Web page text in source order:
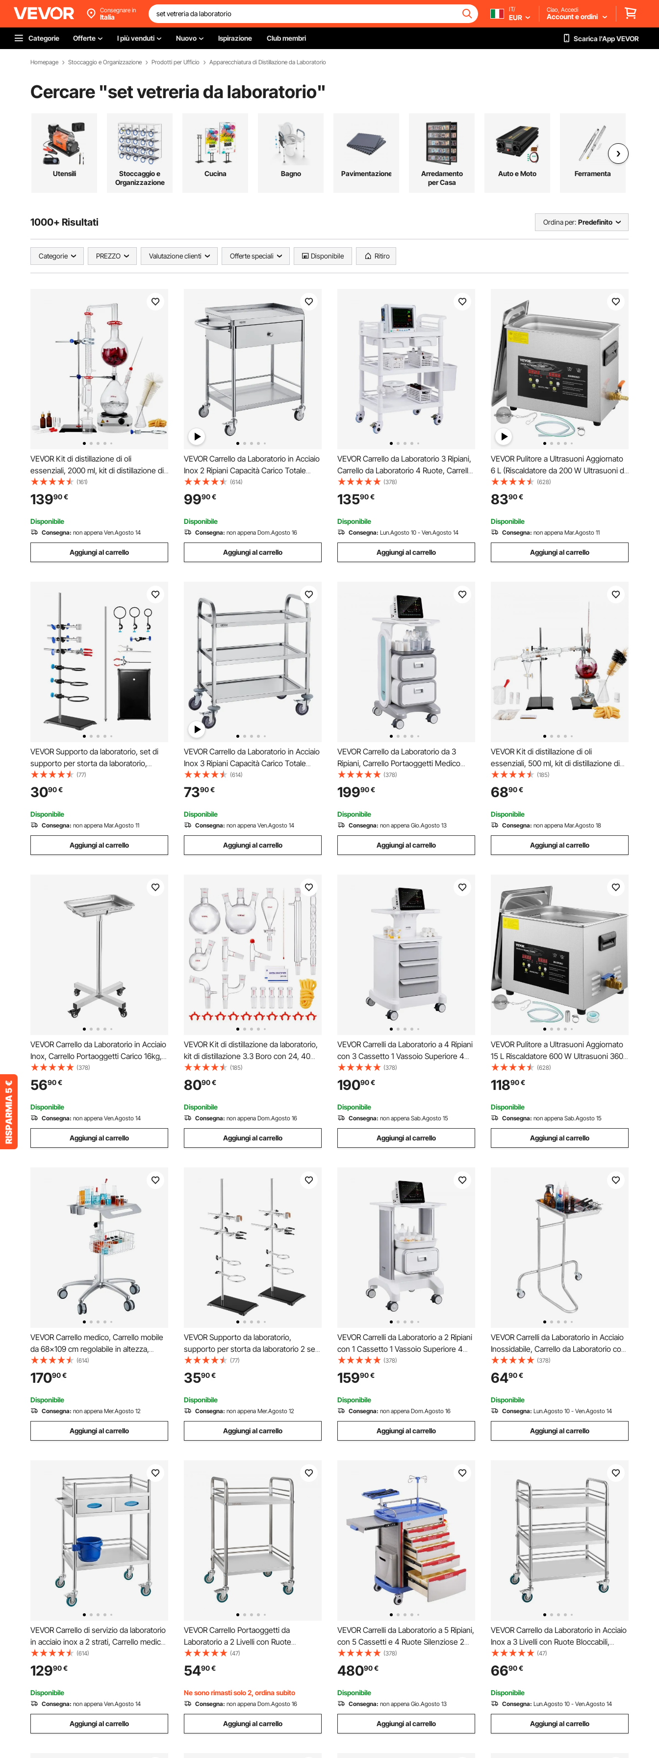
Consegnare in
Italia
IT/
EUR
Ciao, Accedi
Account e ordini
Categorie Offerte I più venduti Nuovo Ispirazione Club membri Scarica l'App VEVOR
Homepage Stoccaggio e Organizzazione Prodotti per Ufficio Apparecchiatura di Distillazione da Laboratorio
Cercare "set vetreria da laboratorio"
Utensili
Stoccaggio e
Organizzazione
Cucina Bagno Pavimentazione
Arredamento
per Casa
Auto e Moto Ferramenta
1000+ Risultati Ordina per: Predefinito
Categorie PREZZO Valutazione clienti Offerte speciali Disponibile Ritiro
VEVOR Kit di distillazione di oli
essenziali, 2000 ml, kit di distillazione di
vetreria da laboratorio 3.3 Boro con
piastra riscaldante da 1500 W e 24, 40
giunti, set da 28 pezzi
(161)
13990€
Disponibile
Consegna: non appena Ven.Agosto 14
Aggiungi al carrello
VEVOR Carrello da Laboratorio in Acciaio
Inox 2 Ripiani Capacità Carico Totale
Massima 100kg, Carrello Sanitario in
Acciaio Inox 201 710 x 421 x 785 mm,
Carrello per Medicazione da Laboratorio
2 Piani
(614)
9990€
Disponibile
Consegna: non appena Dom.Agosto 16
Aggiungi al carrello
VEVOR Carrello da Laboratorio 3 Ripiani,
Carrello da Laboratorio 4 Ruote, Carrello
Medico Mobile in Materiale PP, Carrello
da Laboratorio con 3 Contenitori per
Laboratorio, Clinica, Salone, Ospedale
(378)
13590€
Disponibile
Consegna: Lun.Agosto 10 - Ven.Agosto 14
Aggiungi al carrello
VEVOR Pulitore a Ultrasuoni Aggiornato
6 L (Riscaldatore da 200 W Ultrasuoni da
180 W) Pulitore di Parti a Ultrasuoni da
Laboratorio Digitale con Temporizzatore
per Pulizia di Strumenti di Gioielli
(628)
8390€
Disponibile
Consegna: non appena Mar.Agosto 11
Aggiungi al carrello
VEVOR Supporto da laboratorio, set di
supporto per storta da laboratorio,
supporto da laboratorio in acciaio da 60
cm e base in ghisa da 21 x 13,5 cm,
include morsetti per matracci
(77)
3090€
Disponibile
Consegna: non appena Mar.Agosto 11
Aggiungi al carrello
VEVOR Carrello da Laboratorio in Acciaio
Inox 3 Ripiani Capacità Carico Totale
Massima 100kg, Carrello Sanitario in
Acciaio Inox 201 740 x 396 x 860 mm,
Carrello per Medicazione da Laboratorio
3 Piani
(614)
7390€
Disponibile
Consegna: non appena Ven.Agosto 14
Aggiungi al carrello
VEVOR Carrello da Laboratorio da 3
Ripiani, Carrello Portaoggetti Medico
Mobile con 2 Cassetti 1 Vassoio, Carrello
Servizio in Materiale ABS, con 4 Ruote
per Laboratorio, Clinica, Ospedale,
Salone
(378)
19990€
Disponibile
Consegna: non appena Gio.Agosto 13
Aggiungi al carrello
VEVOR Kit di distillazione di oli
essenziali, 500 ml, kit di distillazione di
vetreria da laboratorio 3.3 Boro con
lampada ad alcool, rete in ceramica e 24,
40 giunti, set da 28 pezzi
(185)
6890€
Disponibile
Consegna: non appena Mar.Agosto 18
Aggiungi al carrello
VEVOR Carrello da Laboratorio in Acciaio
Inox, Carrello Portaoggetti Carico 16kg,
Carrello da Laboratorio Regolabile in
Altezza 84-132,5 cm, Vassoio
Rimovibile, Carrello per Clinica Salone
Ospedale
(378)
5690€
Disponibile
Consegna: non appena Ven.Agosto 14
Aggiungi al carrello
VEVOR Kit di distillazione da laboratorio,
kit di distillazione 3.3 Boro con 24, 40
giunti, distillazione di oli essenziali da
1000 ml, set di attrezzature per vetreria
da 29 pezzi
(185)
8090€
Disponibile
Consegna: non appena Dom.Agosto 16
Aggiungi al carrello
VEVOR Carrelli da Laboratorio a 4 Ripiani
con 3 Cassetto 1 Vassoio Superiore 4
Ruote, Carrello Medico Mobile Materiale
ABS Consilenziose, Carrelli per
Laboratorio, Clinica, Ospedale, Salone,
Bianco
(378)
19090€
Disponibile
Consegna: non appena Sab.Agosto 15
Aggiungi al carrello
VEVOR Pulitore a Ultrasuoni Aggiornato
15 L Riscaldatore 600 W Ultrasuoni 360
W Pulitore per Parti a Ultrasuoni da
Laboratorio Digitale con Temporizzatore
per Pulizia di Strumenti Dentali in Vetro
(628)
11890€
Disponibile
Consegna: non appena Sab.Agosto 15
Aggiungi al carrello
VEVOR Carrello medico, Carrello mobile
da 68x109 cm regolabile in altezza,
Carrello da laboratorio da tavolo con
rotelle per clinica, bellezza e salone
(614)
17090€
Disponibile
Consegna: non appena Mer.Agosto 12
Aggiungi al carrello
VEVOR Supporto da laboratorio,
supporto per storta da laboratorio 2 set,
supporto da laboratorio in acciaio Asta
da 60 cm e base in ghisa da 21 x 13,5
cm, include morsetti per matracci
(77)
3590€
Disponibile
Consegna: non appena Mer.Agosto 12
Aggiungi al carrello
VEVOR Carrelli da Laboratorio a 2 Ripiani
con 1 Cassetto 1 Vassoio Superiore 4
Ruote, Carrello Medico Mobile Materiale
ABS Consilenziose, Carrelli per
Laboratorio, Clinica, Ospedale, Salone,
Bianco
(378)
15990€
Disponibile
Consegna: non appena Dom.Agosto 16
Aggiungi al carrello
VEVOR Carrelli da Laboratorio in Acciaio
Inossidabile, Carrello da Laboratorio con
Vassoio Singolo, 2 Ruote Silenziose,
Carrello da Laboratorio con Rotelle per
Laboratorio, Clinica, Ospedale, Salone
(378)
6490€
Disponibile
Consegna: Lun.Agosto 10 - Ven.Agosto 14
Aggiungi al carrello
VEVOR Carrello di servizio da laboratorio
in acciaio inox a 2 strati, Carrello medico,
Carrello di servizio dentale con ruote
bloccabili e secchio, per laboratorio,
ospedale, uso dentale
(614)
12990€
Disponibile
Consegna: non appena Ven.Agosto 14
Aggiungi al carrello
VEVOR Carrello Portaoggetti da
Laboratorio a 2 Livelli con Ruote
Bloccabili, Carrello in Metallo per Servizio
Medico, Vassoio per Clinica, Vassoio di
Stoccaggio Mobile per Impieghi Gravosi
(47)
5490€
Ne sono rimasti solo 2, ordina subito
Consegna: non appena Dom.Agosto 16
Aggiungi al carrello
VEVOR Carrelli da Laboratorio a 5 Ripiani,
con 5 Cassetti e 4 Ruote Silenziose 2
Bidoni della Spazzatura, Carrello Medico
Mobile Materiale PP, Carrello per
Laboratorio, Clinica, Ospedale, Salone,
Blu
(378)
48090€
Disponibile
Consegna: non appena Gio.Agosto 13
Aggiungi al carrello
VEVOR Carrello da Laboratorio in Acciaio
Inox a 3 Livelli con Ruote Bloccabili,
Carrello per Servizio Medico, Vassoio
per Clinica, Vassoio di Stoccaggio
Mobile per Impieghi Gravosi per
Ospedale
(47)
6690€
Disponibile
Consegna: Lun.Agosto 10 - Ven.Agosto 14
Aggiungi al carrello